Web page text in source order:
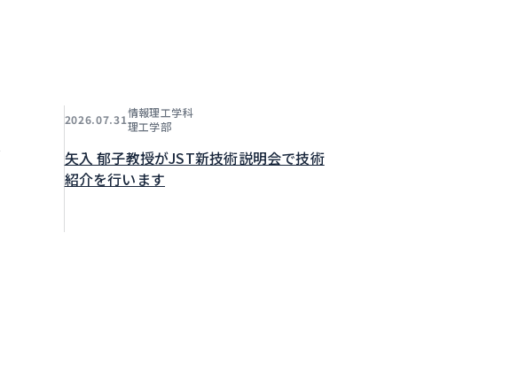
2026.07.31情報理工学科
理工学部
矢入 郁子教授がJST新技術説明会で技術
紹介を行います